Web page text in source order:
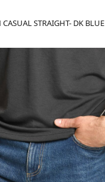
STRAIGHT- DK BLUE